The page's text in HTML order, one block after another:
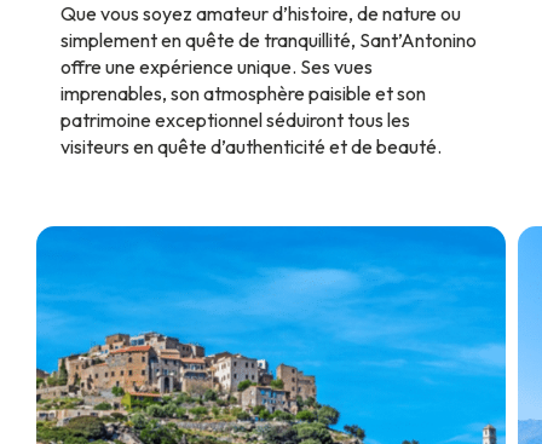
Que vous soyez amateur d’histoire, de nature ou
simplement en quête de tranquillité, Sant’Antonino
offre une expérience unique. Ses vues
imprenables, son atmosphère paisible et son
patrimoine exceptionnel séduiront tous les
visiteurs en quête d’authenticité et de beauté.